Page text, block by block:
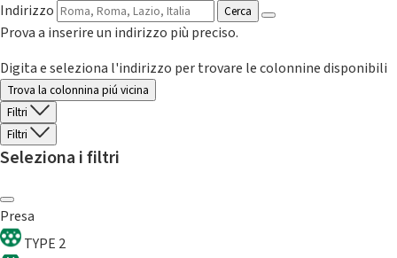
Indirizzo
Cerca
Prova a inserire un indirizzo più preciso.
Digita e seleziona l'indirizzo per trovare le colonnine disponibili
Trova la colonnina piú vicina
Filtri
Filtri
Seleziona i filtri
Presa
TYPE 2